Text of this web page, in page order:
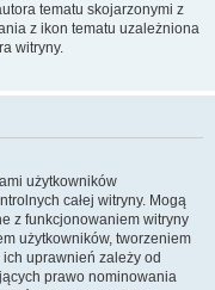
tematu skojarzonymi z
z ikon tematu uzależniona
witryny.
użytkowników
całej witryny. Mogą
z funkcjonowaniem witryny
użytkowników, tworzeniem
uprawnień zależy od
prawo nominowania